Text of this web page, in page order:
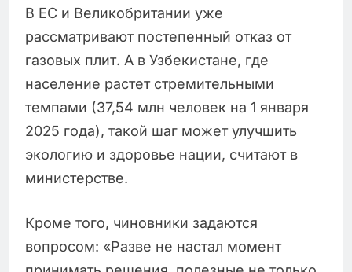
В ЕС и Великобритании уже
рассматривают постепенный отказ от
газовых плит. А в Узбекистане, где
население растет стремительными
темпами (37,54 млн человек на 1 января
2025 года), такой шаг может улучшить
экологию и здоровье нации, считают в
министерстве.
Кроме того, чиновники задаются
вопросом: «Разве не настал момент